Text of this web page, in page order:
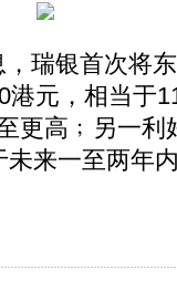
银首次将东
港元，相当于
更高﹔另一利
来一至两年